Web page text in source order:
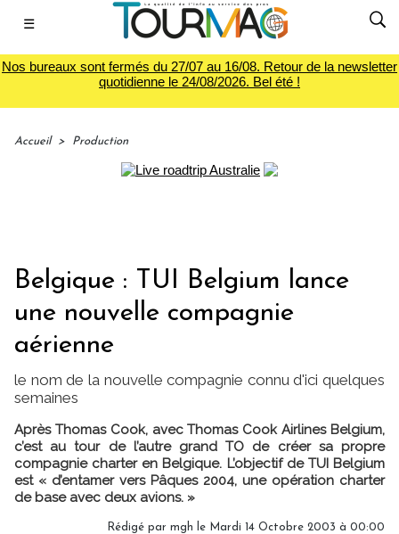
☰
Nos bureaux sont fermés du 27/07 au 16/08. Retour de la newsletter
quotidienne le 24/08/2026. Bel été !
Accueil > Production
Belgique : TUI Belgium lance
une nouvelle compagnie
aérienne
le nom de la nouvelle compagnie connu d'ici quelques
semaines
Après Thomas Cook, avec Thomas Cook Airlines Belgium,
c’est au tour de l’autre grand TO de créer sa propre
compagnie charter en Belgique. L’objectif de TUI Belgium
est « d’entamer vers Pâques 2004, une opération charter
de base avec deux avions. »
Rédigé par mgh le Mardi 14 Octobre 2003 à 00:00